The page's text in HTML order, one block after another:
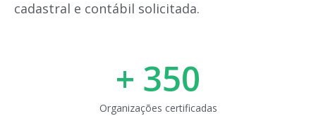
cadastral e contábil solicitada.
Organizações certificadas
+ 350